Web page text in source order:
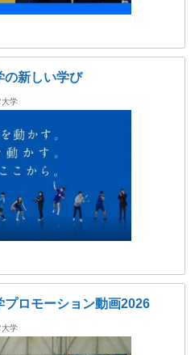
の新しい学び
大学
ロモーション動画2026
大学